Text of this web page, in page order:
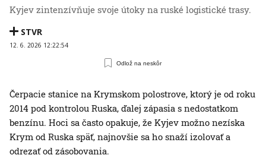
Kyjev zintenzívňuje svoje útoky na ruské logistické trasy.
STVR
12. 6. 2026 12:22:54
Odlož na neskôr
Čerpacie stanice na Krymskom polostrove, ktorý je od roku
2014 pod kontrolou Ruska, ďalej zápasia s nedostatkom
benzínu. Hoci sa často opakuje, že Kyjev možno nezíska
Krym od Ruska späť, najnovšie sa ho snaží izolovať a
odrezať od zásobovania.